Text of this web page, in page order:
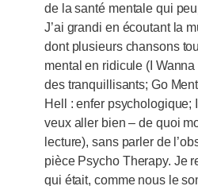
de la santé mentale qui
J’ai grandi en écoutant la
dont plusieurs chansons
mental en ridicule (I
des tranquillisants; Go
Hell : enfer psychologique;
veux aller bien – de quoi
lecture), sans parler de
pièce Psycho Therapy. Je
qui était, comme nous le